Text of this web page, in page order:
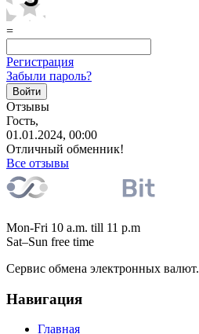
=
Регистрация
Забыли пароль?
Отзывы
Гость,
01.01.2024, 00:00
Отличный обменник!
Все отзывы
Mon-Fri 10 a.m. till 11 p.m
Sat–Sun free time
Сервис обмена электронных валют.
Навигация
Главная